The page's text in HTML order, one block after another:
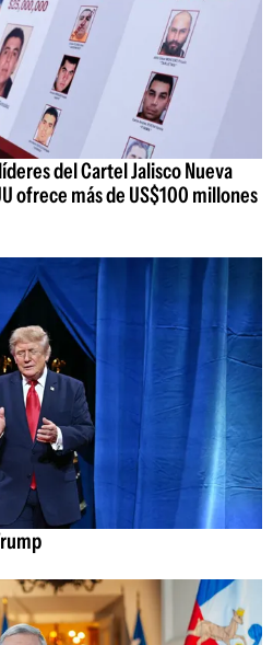
del Cartel Jalisco Nueva
ofrece más de US$100 millones